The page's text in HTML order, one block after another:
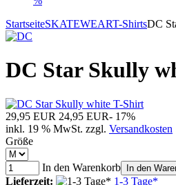
StartseiteSKATEWEART-ShirtsDC
DC Star Skully
29,95 EUR 24,95 EUR- 17%
inkl. 19 % MwSt. zzgl. Versandkosten
Größe
In den Warenkorb In den
Lieferzeit:
1-3 Tage*